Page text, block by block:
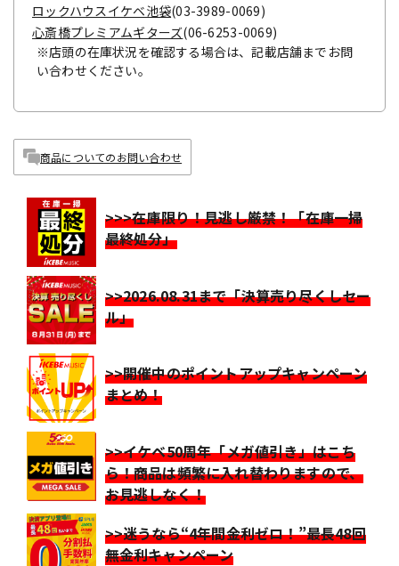
ロックハウスイケベ池袋(03-3989-0069)
心斎橋プレミアムギターズ(06-6253-0069)
※店頭の在庫状況を確認する場合は、記載店舗までお問
い合わせください。
商品についてのお問い合わせ
>>>在庫限り！見逃し厳禁！「在庫一掃
最終処分」
>>2026.08.31まで「決算売り尽くしセー
ル」
>>開催中のポイントアップキャンペーン
まとめ！
>>イケベ50周年「メガ値引き」はこち
ら！商品は頻繁に入れ替わりますので、
お見逃しなく！
>>迷うなら“4年間金利ゼロ！”最長48回
無金利キャンペーン